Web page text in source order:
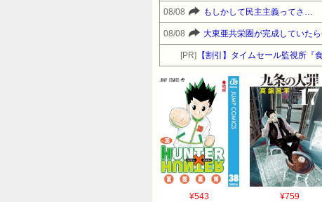
08/08 もしかして民主主義ってさ…
08/08 大東亜共栄圏が完成していた
[PR] 【割引】タイムセール監視所『
¥543 ¥759